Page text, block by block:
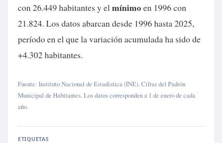
con 26.449 habitantes y el mínimoen 1996 con
21.824. Los datos abarcan desde 1996 hasta 2025,
período en el que la variación acumulada ha sido de
+4.302 habitantes.
Fuente: Instituto Nacional de Estadística (INE). Cifras del Padrón
Municipal de Habitantes. Los datos corresponden a 1 de enero de cada
año.
ETIQUETAS